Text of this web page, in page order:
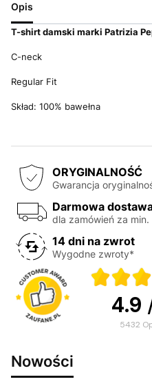
Opis
T-shirt damski marki Patrizia
C-neck
Regular Fit
Skład: 100% bawełna
ORYGINALNOŚĆ
Gwarancja
Darmowa
dla zamówień za min.
14 dni na zwrot
Wygodne zwroty*
4.9
5432
Nowości